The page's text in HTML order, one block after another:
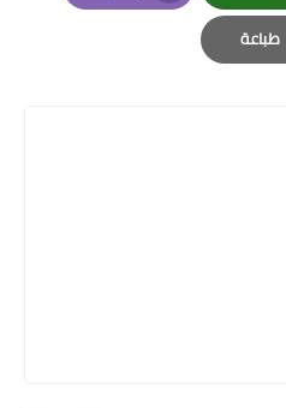
Whatsapp
Email
طباعة
Print